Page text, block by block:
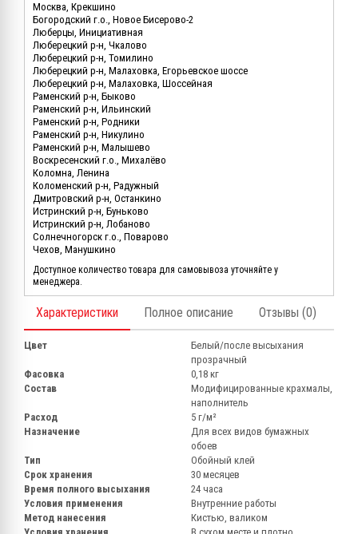
Москва, Крекшино
Богородский г.о., Новое Бисерово-2
Люберцы, Инициативная
Люберецкий р-н, Чкалово
Люберецкий р-н, Томилино
Люберецкий р-н, Малаховка, Егорьевское шоссе
Люберецкий р-н, Малаховка, Шоссейная
Раменский р-н, Быково
Раменский р-н, Ильинский
Раменский р-н, Родники
Раменский р-н, Никулино
Раменский р-н, Малышево
Воскресенский г.о., Михалёво
Коломна, Ленина
Коломенский р-н, Радужный
Дмитровский р-н, Останкино
Истринский р-н, Буньково
Истринский р-н, Лобаново
Солнечногорск г.о., Поварово
Чехов, Манушкино
Доступное количество товара для самовывоза уточняйте у
менеджера.
Характеристики Полное описание Отзывы (0)
Цвет
Белый/после высыхания
прозрачный
Фасовка
0,18 кг
Состав
Модифицированные крахмалы,
наполнитель
Расход
5 г/м²
Назначение
Для всех видов бумажных
обоев
Тип
Обойный клей
Срок хранения
30 месяцев
Время полного высыхания
24 часа
Условия применения
Внутренние работы
Метод нанесения
Кистью, валиком